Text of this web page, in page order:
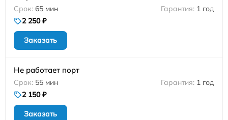
65 мин
1 год
2 250 ₽
Заказать
Не работает порт
55 мин
1 год
2 150 ₽
Заказать